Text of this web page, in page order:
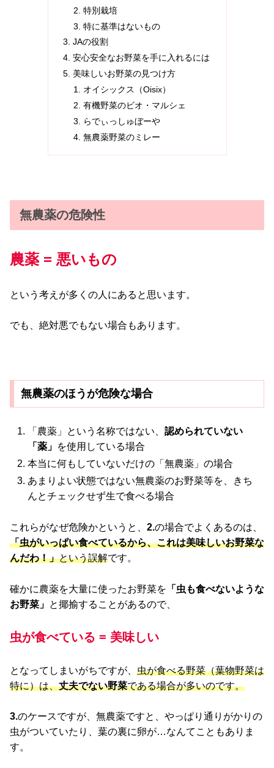
特別栽培
特に基準はないもの
JAの役割
安心安全なお野菜を手に入れるには
美味しいお野菜の見つけ方
オイシックス（Oisix）
有機野菜のビオ・マルシェ
らでぃっしゅぼーや
無農薬野菜のミレー
無農薬の危険性
農薬 = 悪いもの
という考えが多くの人にあると思います。
でも、絶対悪でもない場合もあります。
無農薬のほうが危険な場合
「農薬」という名称ではない、認められていない
「薬」 を使用している場合
本当に何もしていないだけの「無農薬」の場合
あまりよい状態ではない無農薬のお野菜等を、きち
んとチェックせず生で食べる場合
これらがなぜ危険かというと、 2.の場合でよくあるのは、
「虫がいっぱい食べているから、これは美味しいお野菜な
んだわ！」という誤解です。
確かに農薬を大量に使ったお野菜を 「虫も食べないような
お野菜」 と揶揄することがあるので、
虫が食べている = 美味しい
となってしまいがちですが、 虫が食べる野菜（葉物野菜は
特に）は、丈夫でない野菜である場合が多いのです。
3.のケースですが、無農薬ですと、やっぱり通りがかりの
虫がついていたり、葉の裏に卵が…なんてこともありま
す。